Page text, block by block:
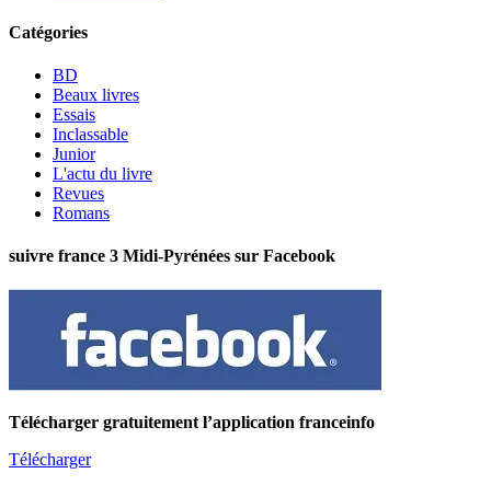
Catégories
BD
Beaux livres
Essais
Inclassable
Junior
L'actu du livre
Revues
Romans
suivre france 3 Midi-Pyrénées sur Facebook
Télécharger gratuitement l’application franceinfo
Télécharger